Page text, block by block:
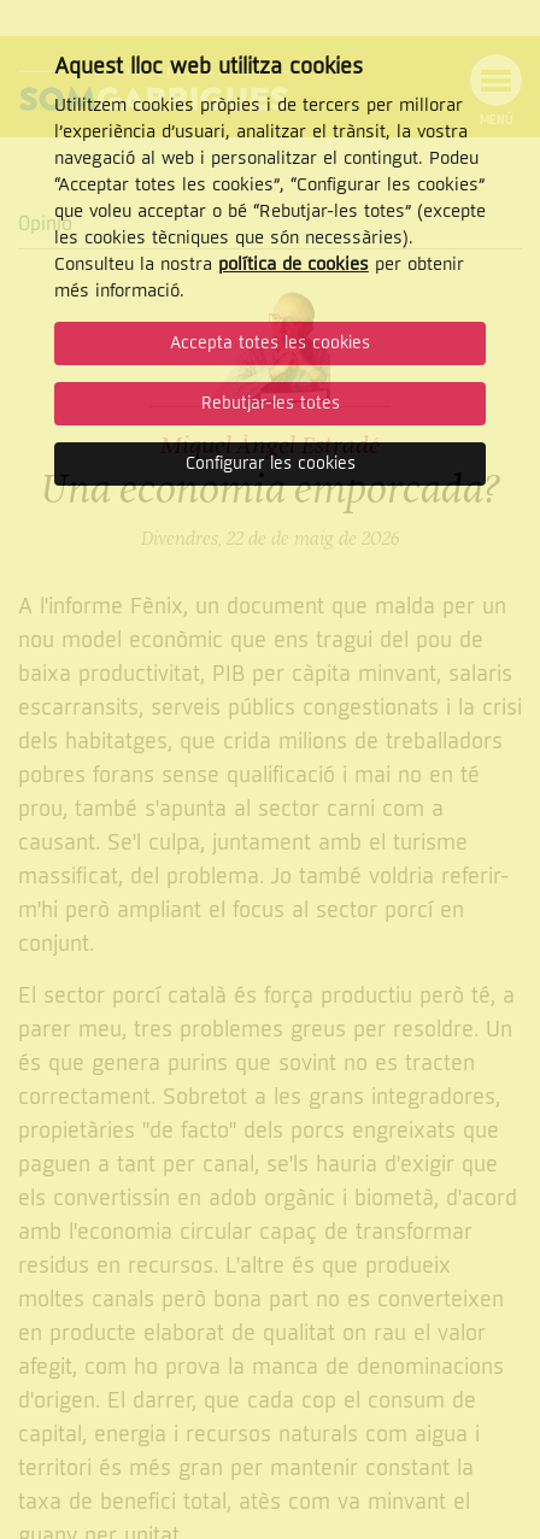
NAVEGACIÓ
MENÚ
Cercar
CERCAR
Opinió
Miquel Àngel Estradé
Una economia emporcada?
Divendres, 22 de de maig de 2026
A l'informe Fènix, un document que malda per un
nou model econòmic que ens tragui del pou de
baixa productivitat, PIB per càpita minvant, salaris
escarransits, serveis públics congestionats i la crisi
dels habitatges, que crida milions de treballadors
pobres forans sense qualificació i mai no en té
prou, també s'apunta al sector carni com a
causant. Se'l culpa, juntament amb el turisme
massificat, del problema. Jo també voldria referir-
m'hi però ampliant el focus al sector porcí en
conjunt.
El sector porcí català és força productiu però té, a
parer meu, tres problemes greus per resoldre. Un
és que genera purins que sovint no es tracten
correctament. Sobretot a les grans integradores,
propietàries "de facto" dels porcs engreixats que
paguen a tant per canal, se'ls hauria d'exigir que
els convertissin en adob orgànic i biometà, d'acord
amb l'economia circular capaç de transformar
residus en recursos. L'altre és que produeix
moltes canals però bona part no es converteixen
en producte elaborat de qualitat on rau el valor
afegit, com ho prova la manca de denominacions
d'origen. El darrer, que cada cop el consum de
capital, energia i recursos naturals com aigua i
territori és més gran per mantenir constant la
taxa de benefici total, atès com va minvant el
Aquest lloc web utilitza cookies
Utilitzem cookies pròpies i de tercers per millorar
l’experiència d’usuari, analitzar el trànsit, la vostra
navegació al web i personalitzar el contingut. Podeu
“Acceptar totes les cookies”, “Configurar les cookies”
que voleu acceptar o bé “Rebutjar-les totes” (excepte
les cookies tècniques que són necessàries).
Consulteu la nostra política de cookiesper obtenir
més informació.
Accepta totes les cookies
Rebutjar-les totes
Configurar les cookies